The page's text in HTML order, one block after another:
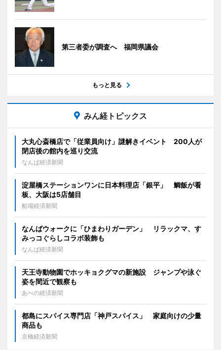
第三者委が調査へ 福岡県議会
もっと見る
みん経トピックス
大丸心斎橋店で「従業員向け」謎解きイベント 200人が
閉店後の館内を巡り交流
なんば経済新聞
淀屋橋ステーションワンに日本料理店「銀平」 鯛飯が看
板、大阪は5店舗目
船場経済新聞
なんばウォークに「ひまわりガーデン」 リラックマ、す
みっコぐらしコラボ装飾も
なんば経済新聞
天王寺動物園でホッキョクグマの新施設 ジャンプや泳ぐ
姿を間近で観察も
あべの経済新聞
都島にスパイス専門店「神戸スパイス」 家庭向けの少量
商品も
京橋経済新聞